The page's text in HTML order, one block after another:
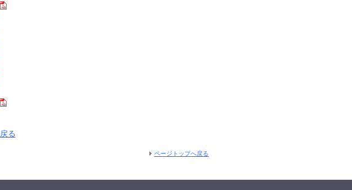
戻る
ページトップへ戻る